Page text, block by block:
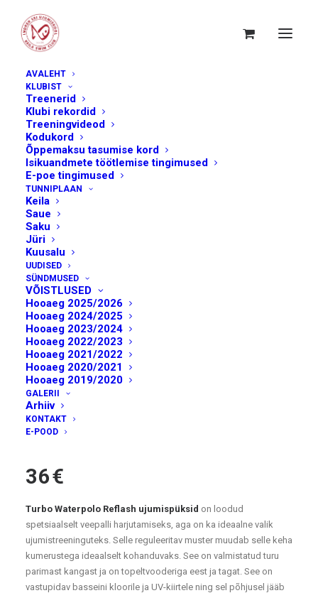
AVALEHT
KLUBIST
Treenerid
Klubi rekordid
Treeningvideod
Kodukord
Õppemaksu tasumise kord
Isikuandmete töötlemise tingimused
E-poe tingimused
TUNNIPLAAN
Keila
Saue
Saku
Jüri
Kuusalu
UUDISED
SÜNDMUSED
VÕISTLUSED
Hooaeg 2025/2026
Hooaeg 2024/2025
Hooaeg 2023/2024
Hooaeg 2022/2023
Hooaeg 2021/2022
Hooaeg 2020/2021
Hooaeg 2019/2020
GALERII
Arhiiv
KONTAKT
E-POOD
Turbo ujumispüksid
Waterpolo ‘Reflash’
36€
Turbo Waterpolo Reflash ujumispüksid on loodud
spetsiaalselt veepalli harjutamiseks, aga on ka ideaalne valik
ujumistreeninguteks. Selle reguleeritav muster muudab selle keha
kumerustega ideaalselt kohanduvaks. See on valmistatud turu
parimast kangast ja on topeltvooderiga eest ja tagat. See on
vastupidav basseini kloorile ja UV-kiirtele ning sel põhjusel jääb